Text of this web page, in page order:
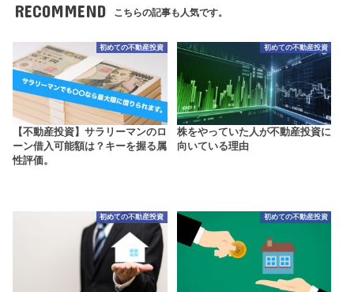
RECOMMEND こちらの記事も人気です。
初めての不動産投資
【不動産投資】サラリーマンのロ
ーン借入可能額は？キーを握る属
性評価。
初めての不動産投資
株をやっていた人が不動産投資に
向いている理由
初めての不動産投資 初めての不動産投資